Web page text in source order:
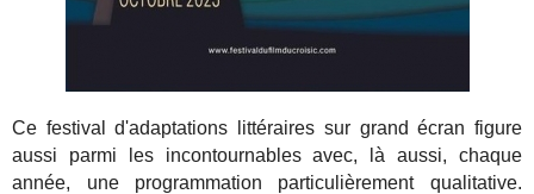
Ce festival d'adaptations littéraires sur grand écran figure
aussi parmi les incontournables avec, là aussi, chaque
année, une programmation particulièrement qualitative.